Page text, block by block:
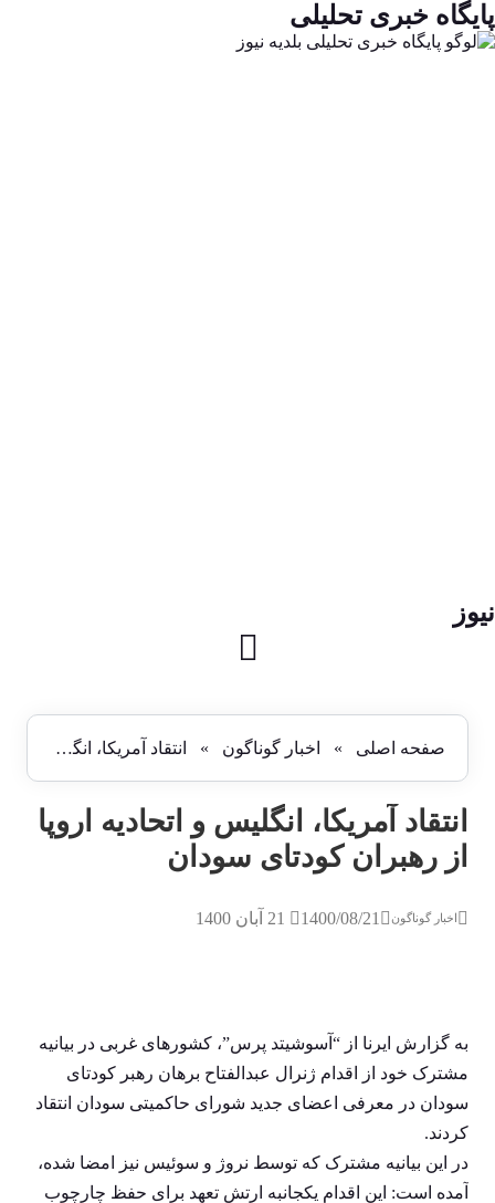
پایگاه خبری تحلیلی
نیوز
صفحه اصلی » اخبار گوناگون » انتقاد آمریکا، انگلیس و اتحادیه اروپا از رهبران کودتای سودان
انتقاد آمریکا، انگلیس و اتحادیه اروپا
از رهبران کودتای سودان
اخبار گوناگون 1400/08/21 21 آبان 1400
به گزارش ایرنا از “آسوشیتد پرس”، کشورهای غربی در بیانیه
مشترک خود از اقدام ژنرال عبدالفتاح برهان رهبر کودتای
سودان در معرفی اعضای جدید شورای حاکمیتی سودان انتقاد
کردند.
در این بیانیه مشترک که توسط نروژ و سوئیس نیز امضا شده،
آمده است: این اقدام یکجانبه ارتش تعهد برای حفظ چارچوب